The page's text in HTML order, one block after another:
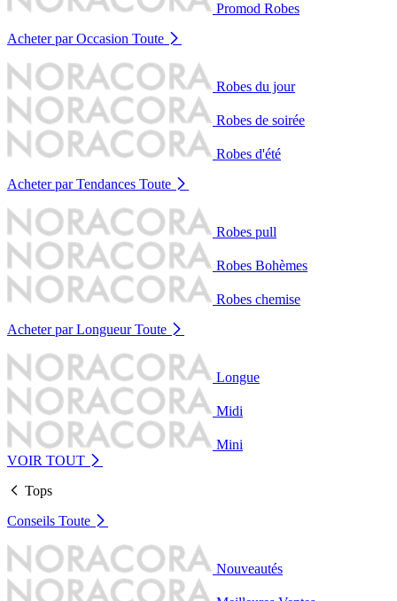
Promod Robes
Acheter par Occasion Toute
Robes du jour
Robes de soirée
Robes d'été
Acheter par Tendances Toute
Robes pull
Robes Bohèmes
Robes chemise
Acheter par LongueurToute
Longue
Midi
Mini
VOIR TOUT
Tops
Conseils Toute
Nouveautés